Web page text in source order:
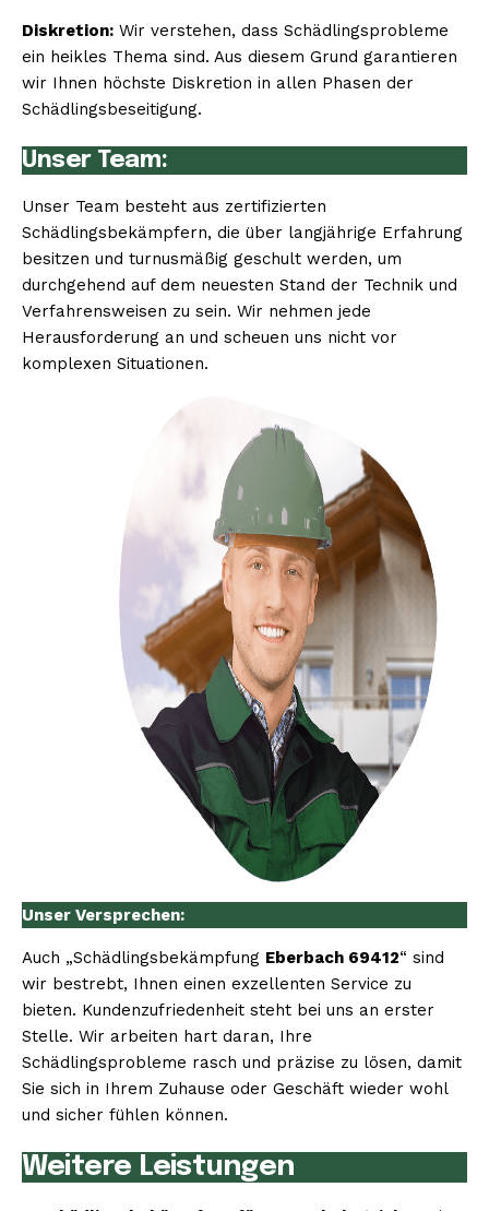
Diskretion: Wir verstehen, dass Schädlingsprobleme
ein heikles Thema sind. Aus diesem Grund garantieren
wir Ihnen höchste Diskretion in allen Phasen der
Schädlingsbeseitigung.
Unser Team:
Unser Team besteht aus zertifizierten
Schädlingsbekämpfern, die über langjährige Erfahrung
besitzen und turnusmäßig geschult werden, um
durchgehend auf dem neuesten Stand der Technik und
Verfahrensweisen zu sein. Wir nehmen jede
Herausforderung an und scheuen uns nicht vor
komplexen Situationen.
Unser Versprechen:
Auch „Schädlingsbekämpfung Eberbach 69412“ sind
wir bestrebt, Ihnen einen exzellenten Service zu
bieten. Kundenzufriedenheit steht bei uns an erster
Stelle. Wir arbeiten hart daran, Ihre
Schädlingsprobleme rasch und präzise zu lösen, damit
Sie sich in Ihrem Zuhause oder Geschäft wieder wohl
und sicher fühlen können.
Weitere Leistungen